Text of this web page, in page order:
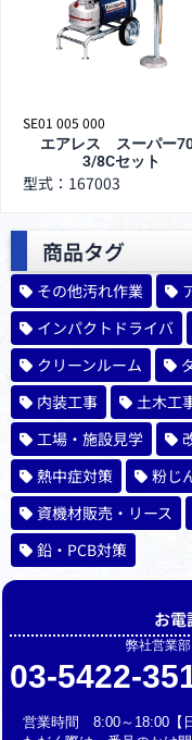
SE01 005 000
エアレス スーパー
3/8Cセット
型式：167003
商品タグ
その他汚れ作業
インパクトドライバ
クリーンルーム
内装工事
土木工
工場・施設見学
熱中症対策
粉じ
資機材販売・リース
鉛・PCB対策
お電
弊社営業
03-5422-
営業時間 8:00～18:00【